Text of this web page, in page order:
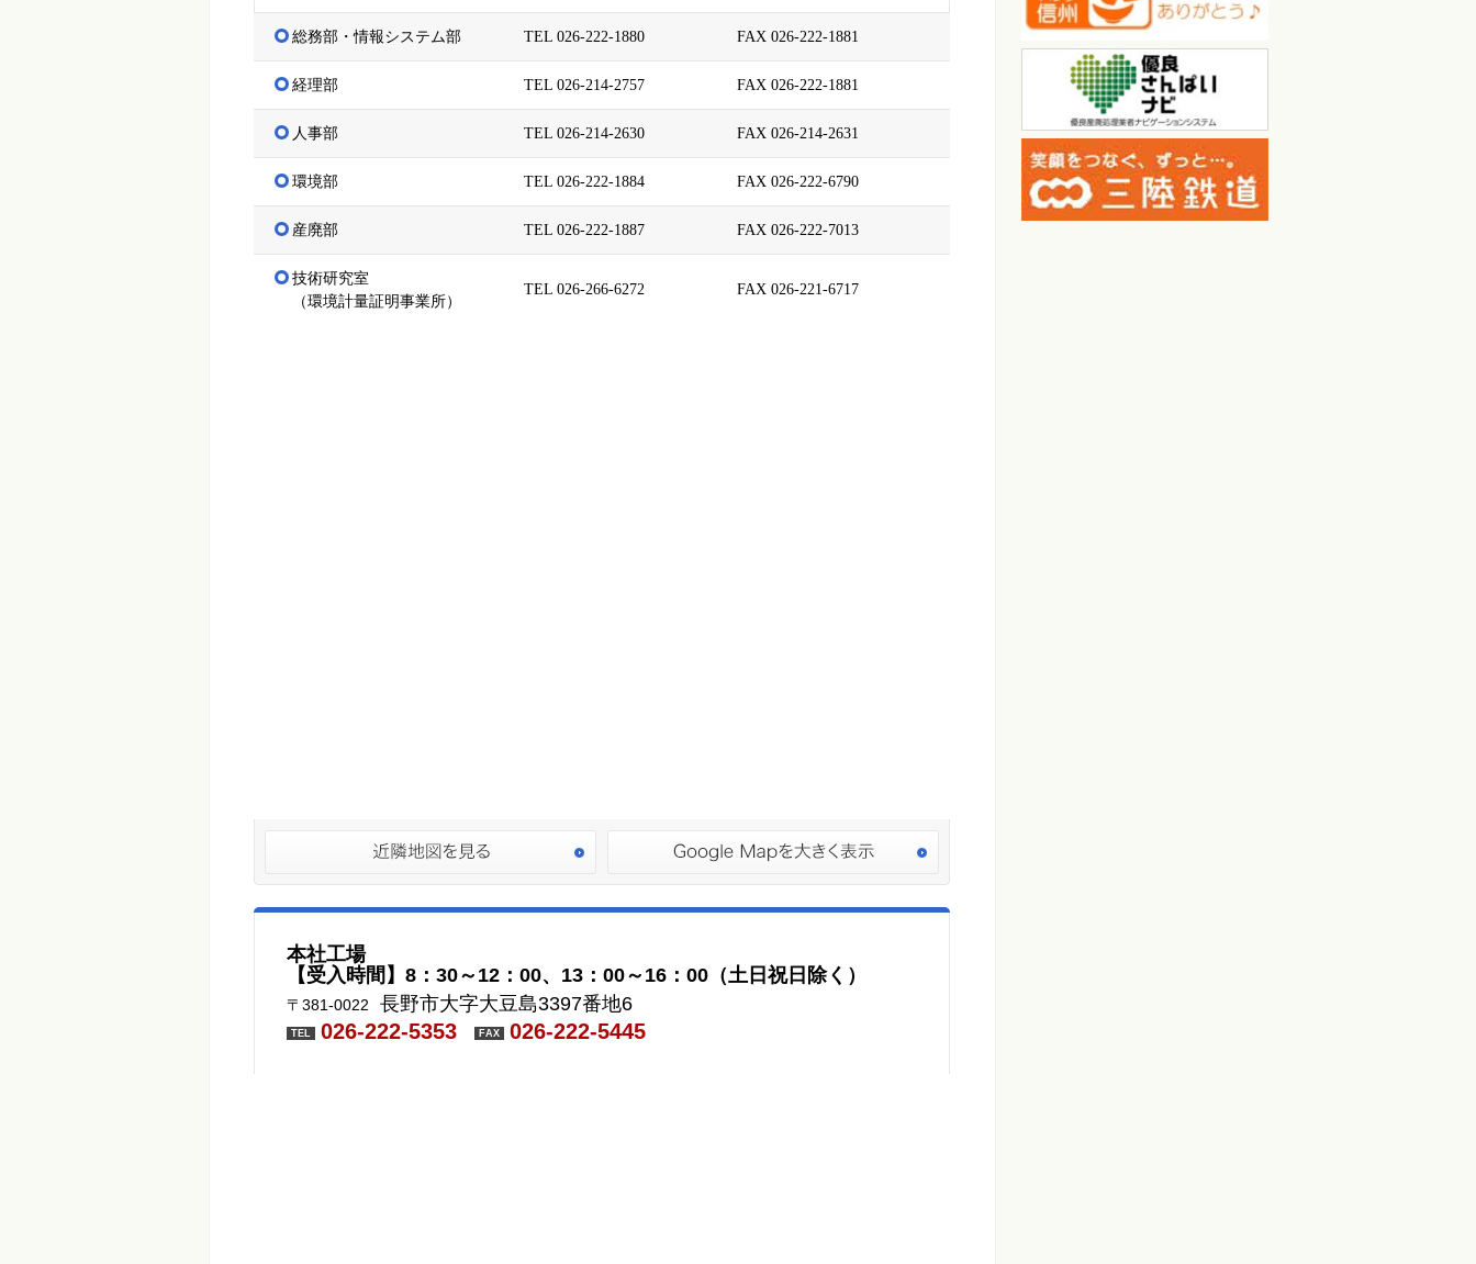
総務部・情報システム部 TEL 026-222-1880 FAX 026-222-1881
経理部 TEL 026-214-2757 FAX 026-222-1881
人事部 TEL 026-214-2630 FAX 026-214-2631
環境部 TEL 026-222-1884 FAX 026-222-6790
産廃部 TEL 026-222-1887 FAX 026-222-7013
技術研究室
（環境計量証明事業所）
TEL 026-266-6272 FAX 026-221-6717
本社工場
【受入時間】8：30～12：00、13：00～16：00（土日祝日除く）
〒381-0022 長野市大字大豆島3397番地6
TEL 026-222-5353 FAX 026-222-5445